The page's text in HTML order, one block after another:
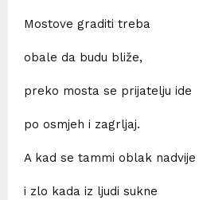
Mostove graditi treba
obale da budu bliže,
preko mosta se prijatelju ide
po osmjeh i zagrljaj.
A kad se tammi oblak nadvije
i zlo kada iz ljudi sukne